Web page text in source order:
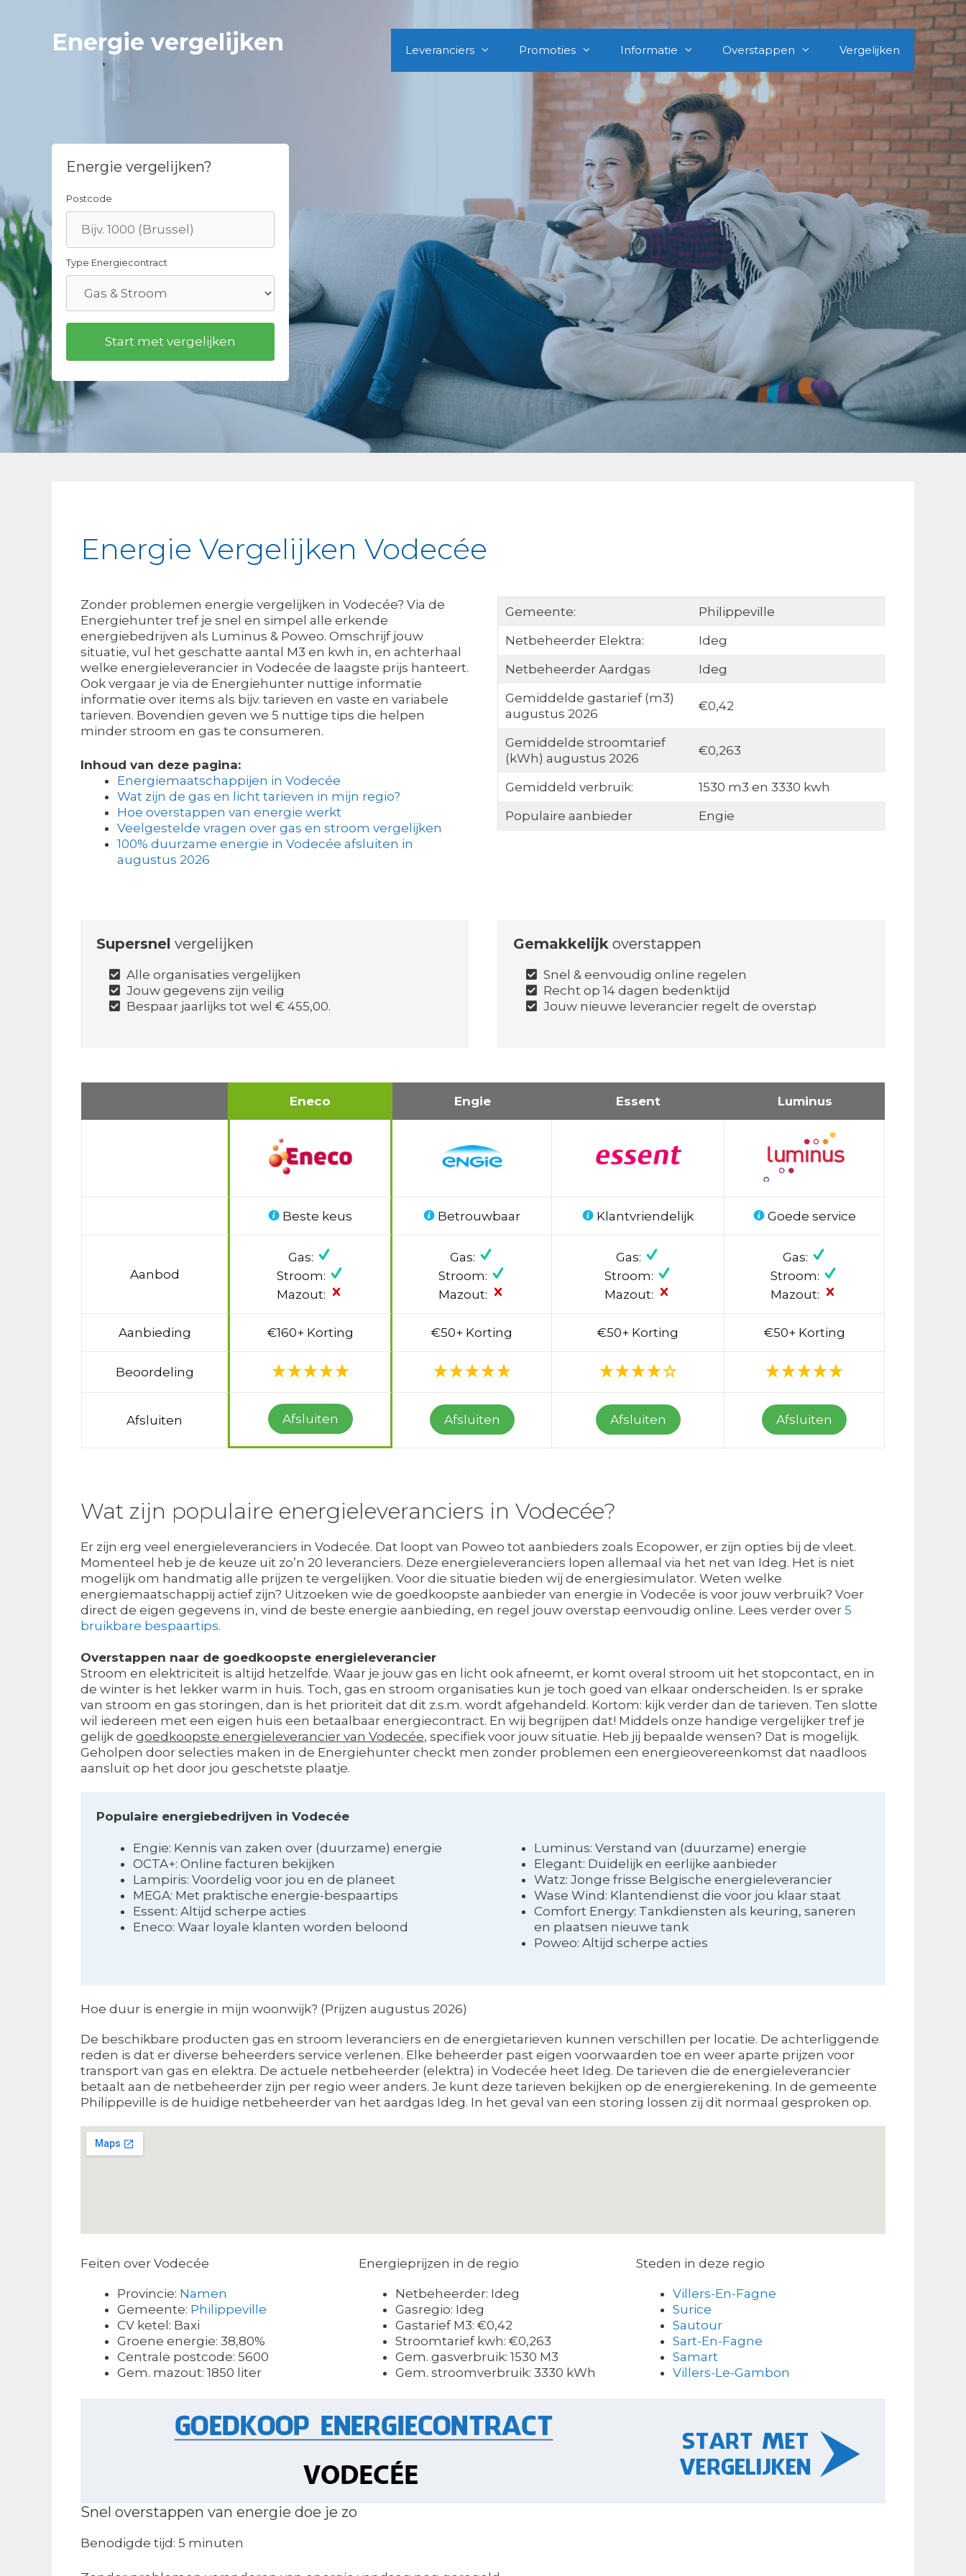
Energie vergelijken Leveranciers Promoties Informatie Overstappen Vergelijken
Energie vergelijken?
Postcode
Type Energiecontract
Energie Vergelijken Vodecée
Zonder problemen energie vergelijken in Vodecée? Via de
Energiehunter tref je snel en simpel alle erkende
energiebedrijven als Luminus & Poweo. Omschrijf jouw
situatie, vul het geschatte aantal M3 en kwh in, en achterhaal
welke energieleverancier in Vodecée de laagste prijs hanteert.
Ook vergaar je via de Energiehunter nuttige informatie
informatie over items als bijv. tarieven en vaste en variabele
tarieven. Bovendien geven we 5 nuttige tips die helpen
minder stroom en gas te consumeren.
Inhoud van deze pagina:
Energiemaatschappijen in Vodecée
Wat zijn de gas en licht tarieven in mijn regio?
Hoe overstappen van energie werkt
Veelgestelde vragen over gas en stroom vergelijken
100% duurzame energie in Vodecée afsluiten in
augustus 2026
Gemeente:
Philippeville
Netbeheerder Elektra:
Ideg
Netbeheerder Aardgas
Ideg
Gemiddelde gastarief (m3)
augustus 2026
€0,42
Gemiddelde stroomtarief
(kWh) augustus 2026
€0,263
Gemiddeld verbruik:
1530 m3 en 3330 kwh
Populaire aanbieder
Engie
Supersnel vergelijken
Alle organisaties vergelijken
Jouw gegevens zijn veilig
Bespaar jaarlijks tot wel € 455,00.
Gemakkelijkoverstappen
Snel & eenvoudig online regelen
Recht op 14 dagen bedenktijd
Jouw nieuwe leverancier regelt de overstap
Eneco Engie Essent Luminus
Beste keus Betrouwbaar Klantvriendelijk Goede service
Aanbod
Gas:
Stroom:
Mazout:
Gas:
Stroom:
Mazout:
Gas:
Stroom:
Mazout:
Gas:
Stroom:
Mazout:
Aanbieding €160+ Korting €50+ Korting €50+ Korting €50+ Korting
Beoordeling
Afsluiten Afsluiten Afsluiten Afsluiten Afsluiten
Wat zijn populaire energieleveranciers in Vodecée?
Er zijn erg veel energieleveranciers in Vodecée. Dat loopt van Poweo tot aanbieders zoals Ecopower, er zijn opties bij de vleet.
Momenteel heb je de keuze uit zo’n 20 leveranciers. Deze energieleveranciers lopen allemaal via het net van Ideg. Het is niet
mogelijk om handmatig alle prijzen te vergelijken. Voor die situatie bieden wij de energiesimulator. Weten welke
energiemaatschappij actief zijn? Uitzoeken wie de goedkoopste aanbieder van energie in Vodecée is voor jouw verbruik? Voer
direct de eigen gegevens in, vind de beste energie aanbieding, en regel jouw overstap eenvoudig online. Lees verder over 5
bruikbare bespaartips.
Overstappen naar de goedkoopste energieleverancier
Stroom en elektriciteit is altijd hetzelfde. Waar je jouw gas en licht ook afneemt, er komt overal stroom uit het stopcontact, en in
de winter is het lekker warm in huis. Toch, gas en stroom organisaties kun je toch goed van elkaar onderscheiden. Is er sprake
van stroom en gas storingen, dan is het prioriteit dat dit z.s.m. wordt afgehandeld. Kortom: kijk verder dan de tarieven. Ten slotte
wil iedereen met een eigen huis een betaalbaar energiecontract. En wij begrijpen dat! Middels onze handige vergelijker tref je
gelijk de goedkoopste energieleverancier van Vodecée, specifiek voor jouw situatie. Heb jij bepaalde wensen? Dat is mogelijk.
Geholpen door selecties maken in de Energiehunter checkt men zonder problemen een energieovereenkomst dat naadloos
aansluit op het door jou geschetste plaatje.
Populaire energiebedrijven in Vodecée
Engie: Kennis van zaken over (duurzame) energie
OCTA+: Online facturen bekijken
Lampiris: Voordelig voor jou en de planeet
MEGA: Met praktische energie-bespaartips
Essent: Altijd scherpe acties
Eneco: Waar loyale klanten worden beloond
Luminus: Verstand van (duurzame) energie
Elegant: Duidelijk en eerlijke aanbieder
Watz: Jonge frisse Belgische energieleverancier
Wase Wind: Klantendienst die voor jou klaar staat
Comfort Energy: Tankdiensten als keuring, saneren
en plaatsen nieuwe tank
Poweo: Altijd scherpe acties
Hoe duur is energie in mijn woonwijk? (Prijzen augustus 2026)
De beschikbare producten gas en stroom leveranciers en de energietarieven kunnen verschillen per locatie. De achterliggende
reden is dat er diverse beheerders service verlenen. Elke beheerder past eigen voorwaarden toe en weer aparte prijzen voor
transport van gas en elektra. De actuele netbeheerder (elektra) in Vodecée heet Ideg. De tarieven die de energieleverancier
betaalt aan de netbeheerder zijn per regio weer anders. Je kunt deze tarieven bekijken op de energierekening. In de gemeente
Philippeville is de huidige netbeheerder van het aardgas Ideg. In het geval van een storing lossen zij dit normaal gesproken op.
Feiten over Vodecée
Provincie: Namen
Gemeente: Philippeville
CV ketel: Baxi
Groene energie: 38,80%
Centrale postcode: 5600
Gem. mazout: 1850 liter
Energieprijzen in de regio
Netbeheerder: Ideg
Gasregio: Ideg
Gastarief M3: €0,42
Stroomtarief kwh: €0,263
Gem. gasverbruik: 1530 M3
Gem. stroomverbruik: 3330 kWh
Steden in deze regio
Villers-En-Fagne
Surice
Sautour
Sart-En-Fagne
Samart
Villers-Le-Gambon
Snel overstappen van energie doe je zo
Benodigde tijd: 5 minuten